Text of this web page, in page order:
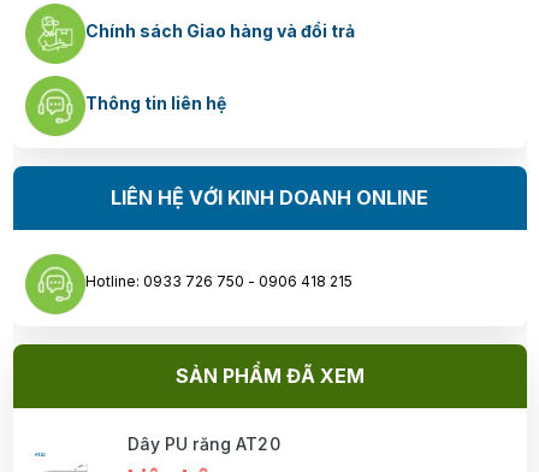
Chính sách Giao hàng và đổi trả
Thông tin liên hệ
LIÊN HỆ VỚI KINH DOANH ONLINE
Hotline: 0933 726 750 - 0906 418 215
SẢN PHẨM ĐÃ XEM
Dây PU răng AT20